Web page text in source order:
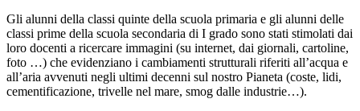
Gli alunni della classi quinte della scuola primaria e gli alunni delle
classi prime della scuola secondaria di I grado sono stati stimolati dai
loro docenti a ricercare immagini (su internet, dai giornali, cartoline,
foto …) che evidenziano i cambiamenti strutturali riferiti all’acqua e
all’aria avvenuti negli ultimi decenni sul nostro Pianeta (coste, lidi,
cementificazione, trivelle nel mare, smog dalle industrie…).